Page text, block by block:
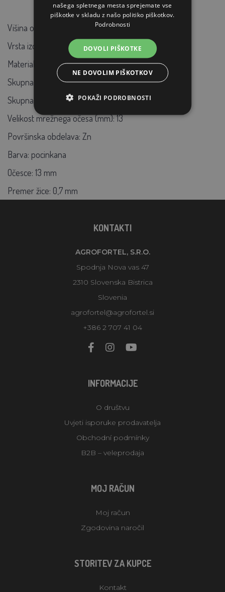
Višina ograje: 0,5
Vrsta izdelka: mreža
Material: kovina
Skupna višina (cm): 50
Skupna dolžina ograje (m): 25
Velikost mrežnega očesa (mm): 13
Površinska obdelava: Zn
Barva: pocinkana
Očesce: 13 mm
Premer žice: 0,7 mm
KONTAKTI
AGROFORTEL, S.R.O.
Spodnja Nova vas 47
2310 Slovenska Bistrica
Slovenia
agrofortel@agrofortel.si
+386 2 707 41 04
INFORMACIJE
O društvu
Uvjeti isporuke prodavatelja
Obchodní podmínky
B2B – veleprodaja
MOJ RAČUN
Moj račun
Zgodovina naročil
STORITEV ZA KUPCE
Kontakt
našega spletnega mesta sprejemate vse
piškotke v skladu z našo politiko piškotkov.
Podrobnosti
DOVOLI PIŠKOTKE
NE DOVOLIM PIŠKOTKOV
POKAŽI PODROBNOSTI